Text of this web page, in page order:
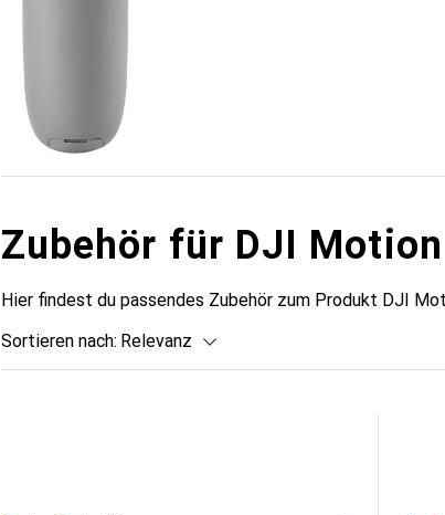
Zubehör für DJI
Hier findest du passendes Zubehör zum Produkt DJI
Sortieren nach: Relevanz